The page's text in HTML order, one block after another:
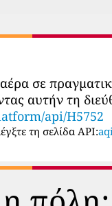
σε
αυτήν τη
api/H5752
τη σελίδα API: